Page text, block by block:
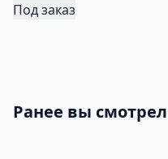
Под заказ
Ранее вы